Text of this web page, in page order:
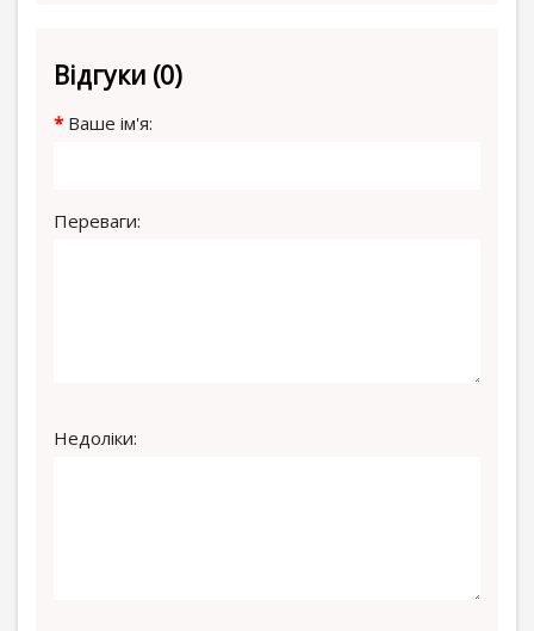
Відгуки (0)
Ваше ім'я:
Переваги:
Недоліки: